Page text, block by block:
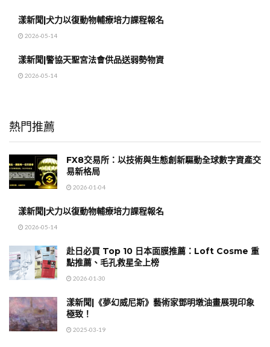
漾新聞|犬力以復動物輔療培力課程報名
2026-05-14
漾新聞|警協天聖宮法會供品送弱勢物資
2026-05-14
熱門推薦
FX8交易所：以技術與生態創新驅動全球數字資產交
易新格局
2026-01-04
漾新聞|犬力以復動物輔療培力課程報名
2026-05-14
赴日必買 Top 10 日本面膜推薦：Loft Cosme 重
點推薦、毛孔救星全上榜
2026-01-30
漾新聞|《夢幻威尼斯》藝術家鄧明墩油畫展現印象
極致！
2025-03-19